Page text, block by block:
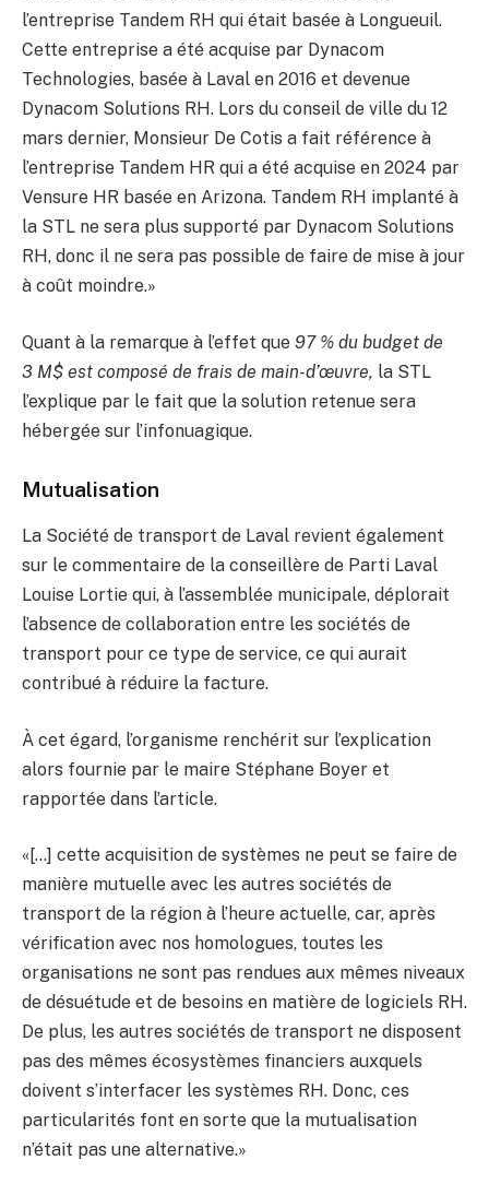
l’entreprise Tandem RH qui était basée à Longueuil.
Cette entreprise a été acquise par Dynacom
Technologies, basée à Laval en 2016 et devenue
Dynacom Solutions RH. Lors du conseil de ville du 12
mars dernier, Monsieur De Cotis a fait référence à
l’entreprise Tandem HR qui a été acquise en 2024 par
Vensure HR basée en Arizona. Tandem RH implanté à
la STL ne sera plus supporté par Dynacom Solutions
RH, donc il ne sera pas possible de faire de mise à jour
à coût moindre.»
Quant à la remarque à l’effet que 97 % du budget de
3 M$ est composé de frais de main-d’œuvre, la STL
l’explique par le fait que la solution retenue sera
hébergée sur l’infonuagique.
Mutualisation
La Société de transport de Laval revient également
sur le commentaire de la conseillère de Parti Laval
Louise Lortie qui, à l’assemblée municipale, déplorait
l’absence de collaboration entre les sociétés de
transport pour ce type de service, ce qui aurait
contribué à réduire la facture.
À cet égard, l’organisme renchérit sur l’explication
alors fournie par le maire Stéphane Boyer et
rapportée dans l’article.
«[…] cette acquisition de systèmes ne peut se faire de
manière mutuelle avec les autres sociétés de
transport de la région à l’heure actuelle, car, après
vérification avec nos homologues, toutes les
organisations ne sont pas rendues aux mêmes niveaux
de désuétude et de besoins en matière de logiciels RH.
De plus, les autres sociétés de transport ne disposent
pas des mêmes écosystèmes financiers auxquels
doivent s’interfacer les systèmes RH. Donc, ces
particularités font en sorte que la mutualisation
n’était pas une alternative.»